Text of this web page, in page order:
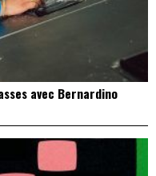
avec Bernardino